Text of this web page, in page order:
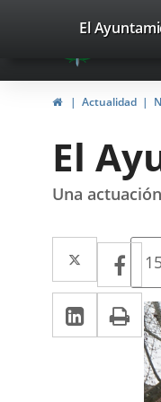
Portal
Web
del
Valladolid
valladolid.es
El
InicioActualidad
El
Una
Twitter
Enlace
a
una
externa.
a
Enlace
a
la